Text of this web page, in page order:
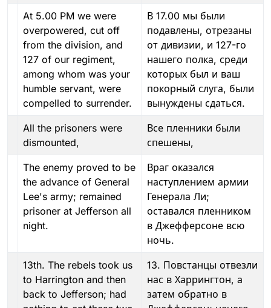
At 5.00 PM we were
overpowered, cut off
from the division, and
127 of our regiment,
among whom was your
humble servant, were
compelled to surrender.
В 17.00 мы были
подавлены, отрезаны
от дивизии, и 127-го
нашего полка, среди
которых был и ваш
покорный слуга, были
вынуждены сдаться.
All the prisoners were
dismounted,
Все пленники были
спешены,
The enemy proved to be
the advance of General
Lee's army; remained
prisoner at Jefferson all
night.
Враг оказался
наступлением армии
Генерала Ли;
оставался пленником
в Джефферсоне всю
ночь.
13th. The rebels took us
to Harrington and then
back to Jefferson; had
13. Повстанцы отвезли
нас в Харрингтон, а
затем обратно в